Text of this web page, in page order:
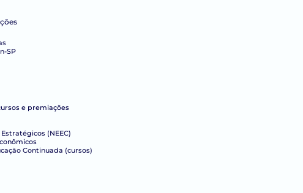
SP
e premiações
(NEEC)
Continuada (cursos)